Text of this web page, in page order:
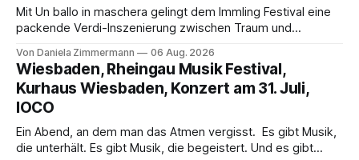
Mit Un ballo in maschera gelingt dem Immling Festival eine
packende Verdi-Inszenierung zwischen Traum und
psychologische Tiefe mit starken Bildern, getragen von
einem spielfreudigen Ensemble und einer musikalisch
überzeugenden Gesamtleistung.
Von Daniela Zimmermann 06 Aug. 2026
Wiesbaden, Rheingau Musik Festival,
Kurhaus Wiesbaden, Konzert am 31. Juli,
IOCO
Ein Abend, an dem man das Atmen vergisst. Es gibt Musik,
die unterhält. Es gibt Musik, die begeistert. Und es gibt